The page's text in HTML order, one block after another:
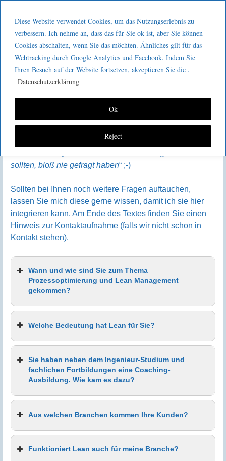
Diese Website verwendet Cookies, um das Nutzungserlebnis zu
verbessern. Ich nehme an, dass das für Sie ok ist, aber Sie können
Cookies abschalten, wenn Sie das möchten. Ähnliches gilt für das
Webtracking durch Google Analytics und Facebook. Indem Sie
Ihren Besuch auf der Website fortsetzen, akzeptieren Sie die .
Datenschutzerklärung
Reject
Ok
GeeMco :
Götz Müller
Consulting
Interview mit Götz Müller
Weil mir von Interessenten an meiner Beratungsleistung
immer wieder vergleichbare Fragen gestellt werden,
habe ich diese in einem
von „
was Interessenten schon immer wissen wollten, sich
aber nie getraut haben zu fragen
sollten, bloß nie gefragt haben“ ;-)
Sollten bei Ihnen noch weitere Fragen auftauchen,
lassen Sie mich diese gerne wissen, damit ich sie hier
integrieren kann. Am Ende des Textes finden Sie einen
Hinweis zur Kontaktaufnahme (falls wir nicht schon in
Kontakt stehen).
Wann und wie sind Sie zum Thema
Prozessoptimierung und Lean Management
gekommen?
Welche Bedeutung hat Lean für Sie?
Sie haben neben dem Ingenieur-Studium und
fachlichen Fortbildungen eine Coaching-
Ausbildung. Wie kam es dazu?
Aus welchen Branchen kommen Ihre Kunden?
Funktioniert Lean auch für meine Branche?